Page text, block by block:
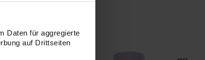
Daten für aggregierte
auf Drittseiten